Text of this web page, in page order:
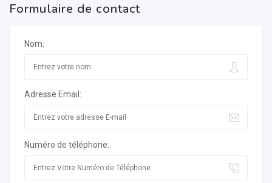
Formulaire de contact
Nom:
Adresse Email:
Numéro de téléphone: